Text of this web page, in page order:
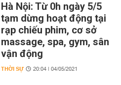
Hà Nội: Từ 0h ngày 5/5
tạm dừng hoạt động tại
rạp chiếu phim, cơ sở
massage, spa, gym, sân
vận động
THỜI SỰ 20:04 | 04/05/2021